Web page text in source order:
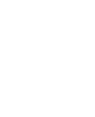
에 목표를 설정하
별 또는 여러 제품
, 이메일 등 다양한
우선 순위를 지정하